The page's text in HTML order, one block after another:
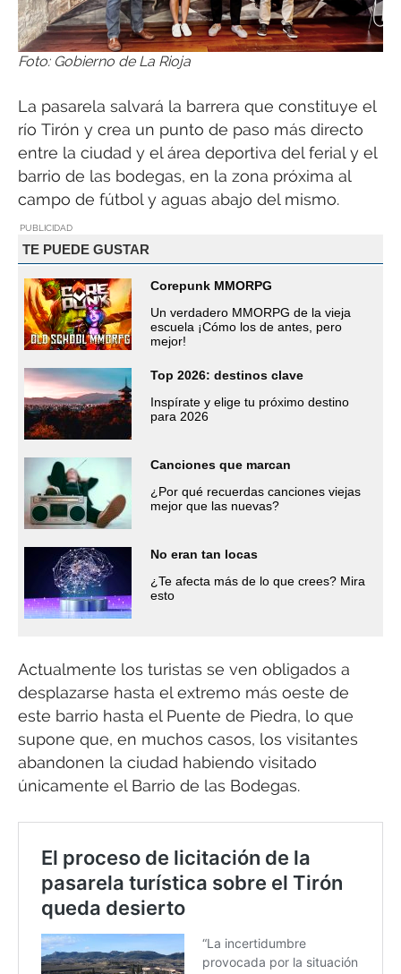
Foto: Gobierno de La Rioja
La pasarela salvará la barrera que constituye el
río Tirón y crea un punto de paso más directo
entre la ciudad y el área deportiva del ferial y el
barrio de las bodegas, en la zona próxima al
campo de fútbol y aguas abajo del mismo.
PUBLICIDAD
TE PUEDE GUSTAR
Corepunk MMORPG
Un verdadero MMORPG de la vieja
escuela ¡Cómo los de antes, pero
mejor!
Top 2026: destinos clave
Inspírate y elige tu próximo destino
para 2026
Canciones que marcan
¿Por qué recuerdas canciones viejas
mejor que las nuevas?
No eran tan locas
¿Te afecta más de lo que crees? Mira
esto
Actualmente los turistas se ven obligados a
desplazarse hasta el extremo más oeste de
este barrio hasta el Puente de Piedra, lo que
supone que, en muchos casos, los visitantes
abandonen la ciudad habiendo visitado
únicamente el Barrio de las Bodegas.